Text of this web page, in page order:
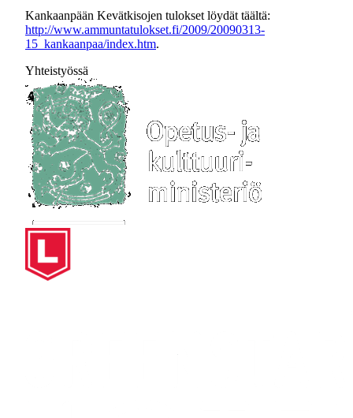
Kankaanpään Kevätkisojen tulokset löydät täältä:
http://www.ammuntatulokset.fi/2009/20090313-
15_kankaanpaa/index.htm.
Yhteistyössä